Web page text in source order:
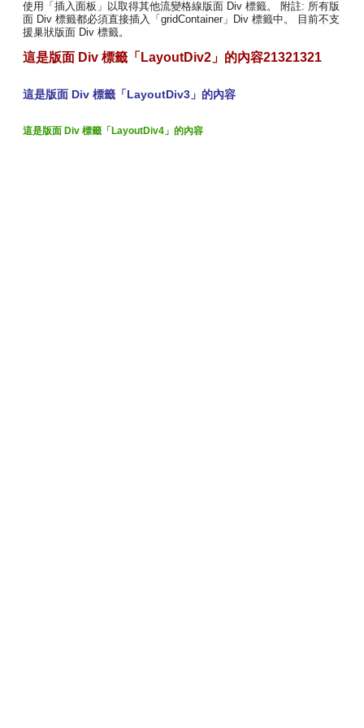
使用「插入面板」以取得其他流變格線版面 Div 標籤。 附註: 所有版
面 Div 標籤都必須直接插入「gridContainer」Div 標籤中。 目前不支
援巢狀版面 Div 標籤。
這是版面 Div 標籤「LayoutDiv2」的內容21321321
這是版面 Div 標籤「LayoutDiv3」的內容
這是版面 Div 標籤「LayoutDiv4」的內容